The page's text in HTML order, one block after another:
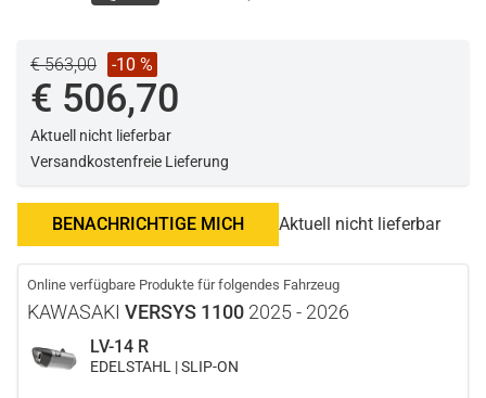
€ 563,00 -10 %
€ 506,70
Aktuell nicht lieferbar
Versandkostenfreie Lieferung
BENACHRICHTIGE MICH Aktuell nicht lieferbar
Online verfügbare Produkte für folgendes Fahrzeug
KAWASAKI VERSYS 1100 2025 - 2026
LV-14 R
EDELSTAHL | SLIP-ON